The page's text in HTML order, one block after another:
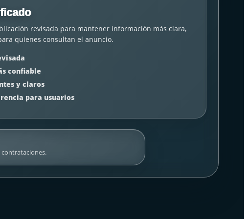
revisada para mantener información más clara,
quienes consultan el anuncio.
confiable
y claros
para usuarios
contrataciones.